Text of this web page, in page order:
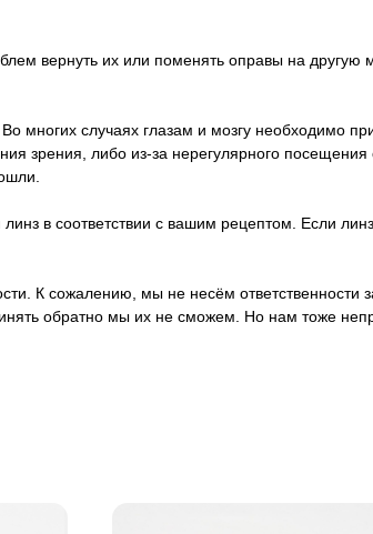
вернуть их или поменять оправы на другую
случаях глазам и мозгу необходимо
зрения, либо из-за нерегулярного
в соответствии с вашим рецептом. Если
К сожалению, мы не несём
обратно мы их не сможем. Но нам тоже